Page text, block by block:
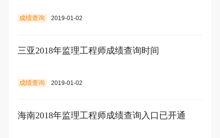
成绩查询 2019-01-02
三亚2018年监理工程师成绩查询时间
成绩查询 2019-01-02
海南2018年监理工程师成绩查询入口已开通